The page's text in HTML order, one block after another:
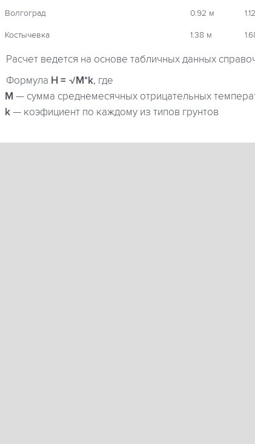
Волгоград 0.92 м
Костычевка 1.38 м
Расчет ведется на основе табличных данных
Формула H = √M*k, где
М — сумма среднемесячных отрицательных
k — коэфициент по каждому из типов грунтов